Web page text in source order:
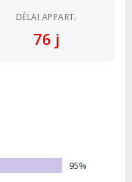
DÉLAI APPART.
76 j
95%